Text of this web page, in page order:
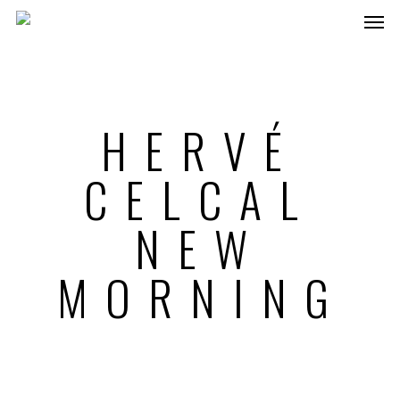
HERVÉ
CELCAL
NEW
MORNING